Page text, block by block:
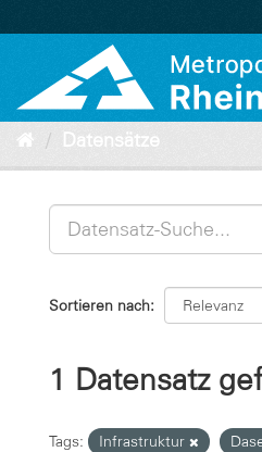
zum
Datensätze
Sortieren nach
1 Datensatz
Tags: Infrastruktur